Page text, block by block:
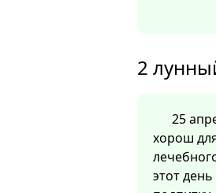
2
25
хорош
этот